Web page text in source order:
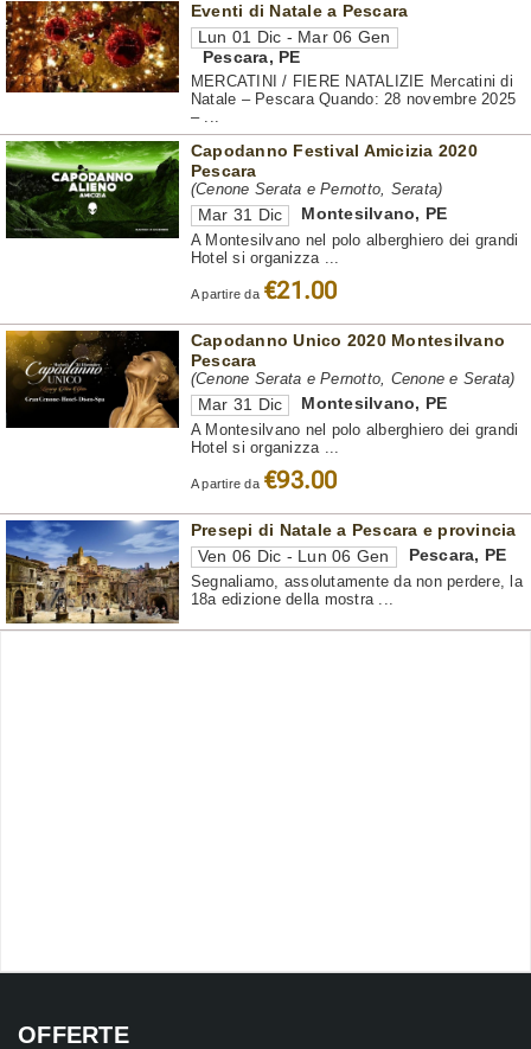
Eventi di Natale a Pescara
Lun 01 Dic - Mar 06 Gen
Pescara, PE
MERCATINI / FIERE NATALIZIE Mercatini di
Natale – Pescara Quando: 28 novembre 2025
– ...
Capodanno Festival Amicizia 2020
Pescara
(Cenone Serata e Pernotto, Serata)
Mar 31 Dic Montesilvano, PE
A Montesilvano nel polo alberghiero dei grandi
Hotel si organizza ...
A partire da €21.00
Capodanno Unico 2020 Montesilvano
Pescara
(Cenone Serata e Pernotto, Cenone e Serata)
Mar 31 Dic Montesilvano, PE
A Montesilvano nel polo alberghiero dei grandi
Hotel si organizza ...
A partire da €93.00
Presepi di Natale a Pescara e provincia
Ven 06 Dic - Lun 06 Gen Pescara, PE
Segnaliamo, assolutamente da non perdere, la
18a edizione della mostra ...
OFFERTE